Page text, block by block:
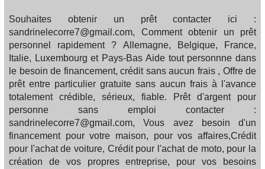
Souhaites obtenir un prêt contacter ici :
sandrinelecorre7@gmail.com, Comment obtenir un prêt
personnel rapidement ? Allemagne, Belgique, France,
Italie, Luxembourg et Pays-Bas Aide tout personnne dans
le besoin de financement, crédit sans aucun frais , Offre de
prêt entre particulier gratuite sans aucun frais à l'avance
totalement crédible, sérieux, fiable. Prêt d'argent pour
personne sans emploi contacter :
sandrinelecorre7@gmail.com, Vous avez besoin d'un
financement pour votre maison, pour vos affaires,Crédit
pour l'achat de voiture, Crédit pour l'achat de moto, pour la
création de vos propres entreprise, pour vos besoins